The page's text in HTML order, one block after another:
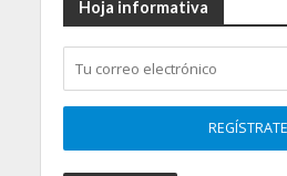
Hoja informativa